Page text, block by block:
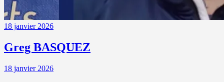
18 janvier 2026
Greg BASQUEZ
18 janvier 2026